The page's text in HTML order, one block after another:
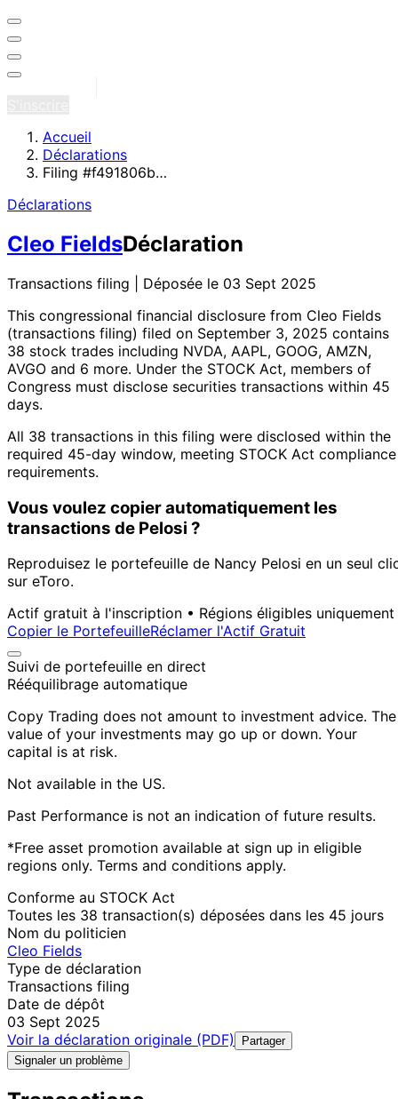
Accueil
Déclarations
Filing #f491806b…
Déclarations
Cleo FieldsDéclaration
Transactions filing | Déposée le 03 Sept 2025
This congressional financial disclosure from Cleo Fields
(transactions filing) filed on September 3, 2025 contains
38 stock trades including NVDA, AAPL, GOOG, AMZN,
AVGO and 6 more. Under the STOCK Act, members of
Congress must disclose securities transactions within 45
days.
All 38 transactions in this filing were disclosed within the
required 45-day window, meeting STOCK Act compliance
requirements.
Vous voulez copier automatiquement les
transactions de Pelosi ?
Reproduisez le portefeuille de Nancy Pelosi en un seul
sur eToro.
Actif gratuit à l'inscription • Régions éligibles uniquement
Copier le PortefeuilleRéclamer l'Actif Gratuit
Suivi de portefeuille en direct
Rééquilibrage automatique
Copy Trading does not amount to investment advice. The
value of your investments may go up or down. Your
capital is at risk.
Not available in the US.
Past Performance is not an indication of future results.
*Free asset promotion available at sign up in eligible
regions only. Terms and conditions apply.
Conforme au STOCK Act
Toutes les 38 transaction(s) déposées dans les 45 jours
Nom du politicien
Cleo Fields
Type de déclaration
Transactions filing
Date de dépôt
03 Sept 2025
Voir la déclaration originale (PDF)
Partager
Signaler un problème